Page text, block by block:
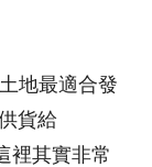
地最適合發
貨給
裡其實非常